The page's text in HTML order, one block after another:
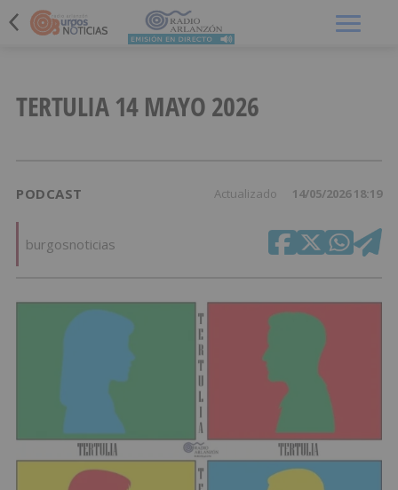
TERTULIA 14 MAYO 2026
PODCAST Actualizado 14/05/2026 18:19
burgosnoticias